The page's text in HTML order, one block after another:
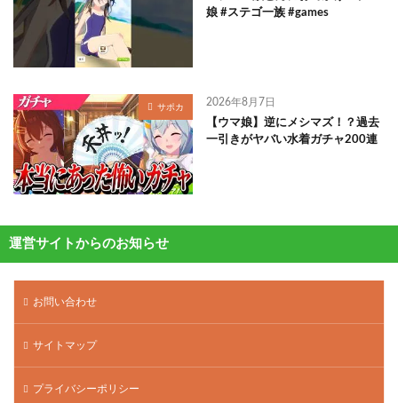
娘 #ステゴ一族 #games
サポカ 2026年8月7日
【ウマ娘】逆にメシマズ！？過去
一引きがヤバい水着ガチャ200連
運営サイトからのお知らせ
お問い合わせ
サイトマップ
プライバシーポリシー